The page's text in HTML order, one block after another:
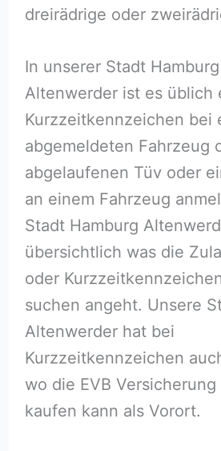
dreirädrige oder
In unserer Stadt Hamburg
Altenwerder ist es üblich
Kurzzeitkennzeichen bei
abgemeldeten Fahrzeug
abgelaufenen Tüv oder
an einem Fahrzeug
Stadt Hamburg
übersichtlich was die
oder
suchen angeht. Unsere
Altenwerder hat bei
Kurzzeitkennzeichen
wo die EVB
kaufen kann als Vorort.